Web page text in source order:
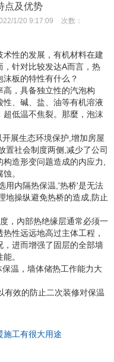
点及优势
1/20 9:17:09 次数：
性的发展，有机材料在建
针对比较发达A而言，热
板的特性有什么？
，具备独立性的汽泡构
、碱、盐、油等有机溶液
低温不焦裂。那麼，泡沫
展生态环境保护,增加房屋
置社会制度两侧,减少了公司
造形变问题造成的内应力,
。
用内隔热保温,'热桥'是无法
地操纵避免热桥的造成,防止
，內部热绝缘层通常必须一
性远远地高过主体工程，
进而增强了固层的全部墙
。
温，墙体储热工作能力大
有效的防止二次装修对保温
施工有很大用途